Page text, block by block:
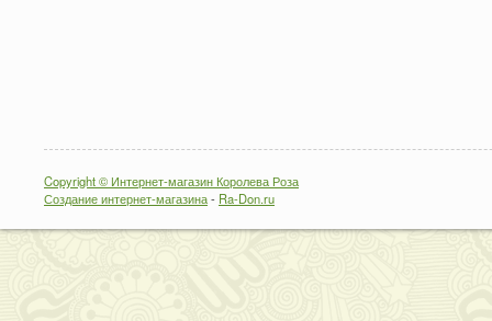
Copyright © Интернет-магазин Королева Роза
Создание интернет-магазина- Ra-Don.ru